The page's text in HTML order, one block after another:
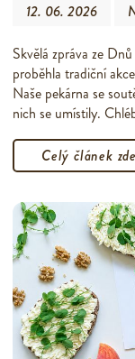
12. 06. 2026
Skvělá zpráva ze
proběhla tradiční
Naše pekárna se
nich se umístily.
Celý článek zde